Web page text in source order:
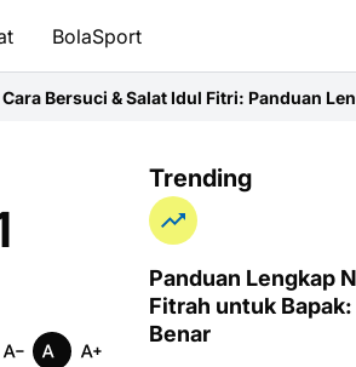
BolaSport
Idul Fitri: Panduan Lengkap UstazNiat
Trending
Panduan Lengkap
Fitrah untuk
Benar